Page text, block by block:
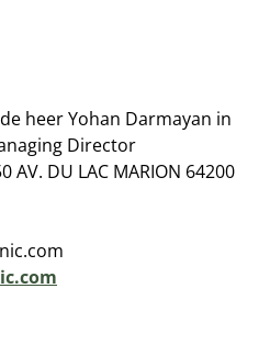
heer Yohan Darmayan in
Director
DU LAC MARION 64200